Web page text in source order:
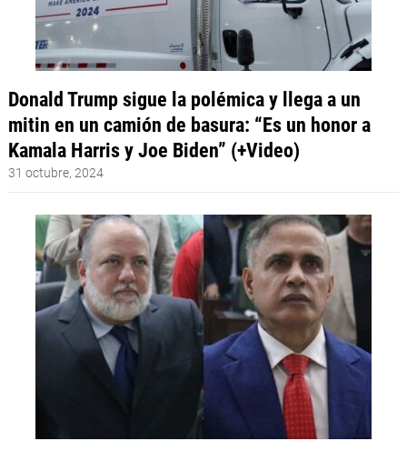
Donald Trump sigue la polémica y llega a un
mitin en un camión de basura: “Es un honor a
Kamala Harris y Joe Biden” (+Video)
31 octubre, 2024